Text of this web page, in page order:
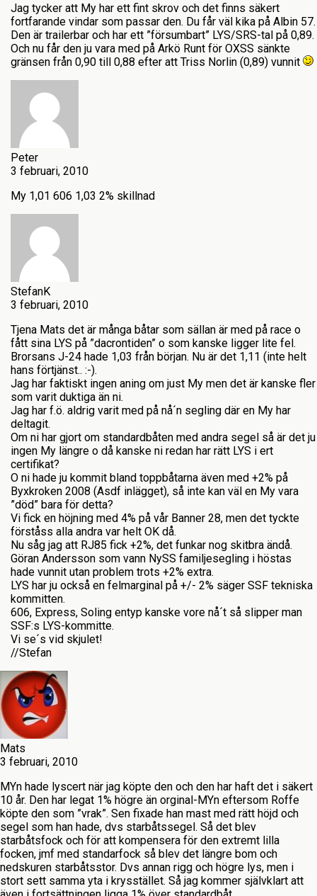
Jag tycker att My har ett fint skrov och det finns säkert
fortfarande vindar som passar den. Du får väl kika på Albin 57.
Den är trailerbar och har ett ”försumbart” LYS/SRS-tal på 0,89.
Och nu får den ju vara med på Arkö Runt för OXSS sänkte
gränsen från 0,90 till 0,88 efter att Triss Norlin (0,89) vunnit
Peter
3 februari, 2010
My 1,01 606 1,03 2% skillnad
StefanK
3 februari, 2010
Tjena Mats det är många båtar som sällan är med på race o
fått sina LYS på ”dacrontiden” o som kanske ligger lite fel.
Brorsans J-24 hade 1,03 från början. Nu är det 1,11 (inte helt
hans förtjänst.. :-).
Jag har faktiskt ingen aning om just My men det är kanske fler
som varit duktiga än ni.
Jag har f.ö. aldrig varit med på nå´n segling där en My har
deltagit.
Om ni har gjort om standardbåten med andra segel så är det ju
ingen My längre o då kanske ni redan har rätt LYS i ert
certifikat?
O ni hade ju kommit bland toppbåtarna även med +2% på
Byxkroken 2008 (Asdf inlägget), så inte kan väl en My vara
”död” bara för detta?
Vi fick en höjning med 4% på vår Banner 28, men det tyckte
förståss alla andra var helt OK då.
Nu såg jag att RJ85 fick +2%, det funkar nog skitbra ändå.
Göran Andersson som vann NySS familjesegling i höstas
hade vunnit utan problem trots +2% extra.
LYS har ju också en felmarginal på +/- 2% säger SSF tekniska
kommitten.
606, Express, Soling entyp kanske vore nå´t så slipper man
SSF:s LYS-kommitte.
Vi se´s vid skjulet!
//Stefan
Mats
3 februari, 2010
MYn hade lyscert när jag köpte den och den har haft det i säkert
10 år. Den har legat 1% högre än orginal-MYn eftersom Roffe
köpte den som ”vrak”. Sen fixade han mast med rätt höjd och
segel som han hade, dvs starbåtssegel. Så det blev
starbåtsfock och för att kompensera för den extremt lilla
focken, jmf med standarfock så blev det längre bom och
nedskuren starbåtsstor. Dvs annan rigg och högre lys, men i
stort sett samma yta i krysstället. Så jag kommer självklart att